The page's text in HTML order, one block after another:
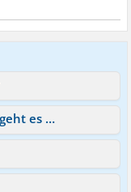
Beziehung jetzt endgültig aus, mir geht es immer schlechter